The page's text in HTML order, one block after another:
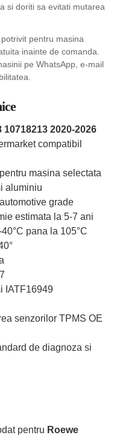
si doriti sa evitati mutarea
pentru masina
inainte de comanda.
pe WhatsApp, e-mail
10718213 2020-2026
compatibil
masina selectata
aluminiu
grade
estimata la 5-7 ani
pana la 105°C
IATF16949
senzorilor TPMS OE
de diagnoza si
pentru Roewe